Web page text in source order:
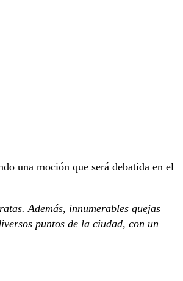
una moción que será debatida en el
Además, innumerables quejas
puntos de la ciudad, con un